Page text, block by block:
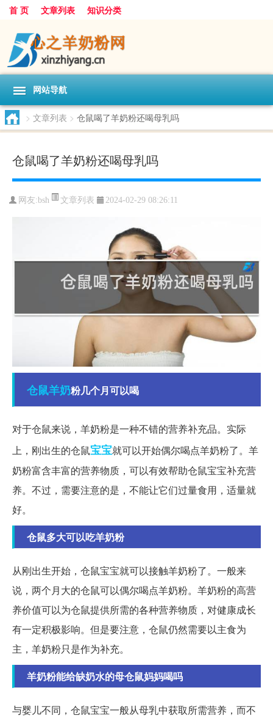
首 页 文章列表 知识分类
网站导航
> 文章列表 > 仓鼠喝了羊奶粉还喝母乳吗
仓鼠喝了羊奶粉还喝母乳吗
网友:bsh 文章列表 2024-02-29 08:26:11
仓鼠羊奶粉几个月可以喝
对于仓鼠来说，羊奶粉是一种不错的营养补充品。实际
上，刚出生的仓鼠宝宝就可以开始偶尔喝点羊奶粉了。羊
奶粉富含丰富的营养物质，可以有效帮助仓鼠宝宝补充营
养。不过，需要注意的是，不能让它们过量食用，适量就
好。
仓鼠多大可以吃羊奶粉
从刚出生开始，仓鼠宝宝就可以接触羊奶粉了。一般来
说，两个月大的仓鼠可以偶尔喝点羊奶粉。羊奶粉的高营
养价值可以为仓鼠提供所需的各种营养物质，对健康成长
有一定积极影响。但是要注意，仓鼠仍然需要以主食为
主，羊奶粉只是作为补充。
羊奶粉能给缺奶水的母仓鼠妈妈喝吗
与婴儿不同，仓鼠宝宝一般从母乳中获取所需营养，而不